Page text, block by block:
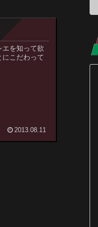
を知って欲
こだわって
2013.08.11